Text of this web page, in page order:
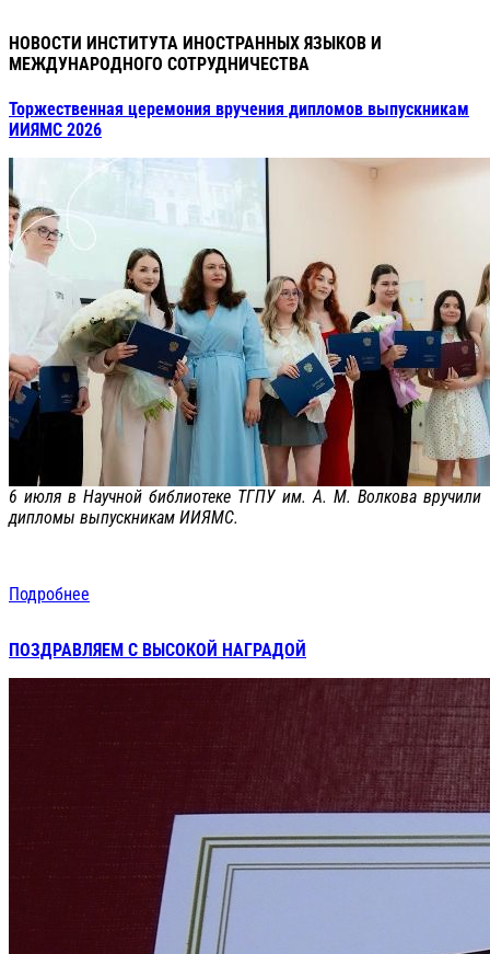
НОВОСТИ ИНСТИТУТА ИНОСТРАННЫХ ЯЗЫКОВ И
МЕЖДУНАРОДНОГО СОТРУДНИЧЕСТВА
Торжественная церемония вручения дипломов выпускникам
ИИЯМС 2026
6 июля в Научной библиотеке ТГПУ им. А. М. Волкова вручили
дипломы выпускникам ИИЯМС.
Подробнее
ПОЗДРАВЛЯЕМ С ВЫСОКОЙ НАГРАДОЙ